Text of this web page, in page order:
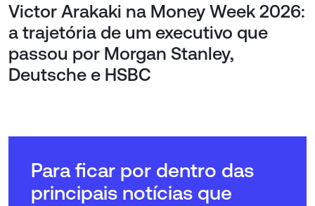
Victor Arakaki na Money Week 2026:
a trajetória de um executivo que
passou por Morgan Stanley,
Deutsche e HSBC
Para ficar por dentro das
principais notícias que